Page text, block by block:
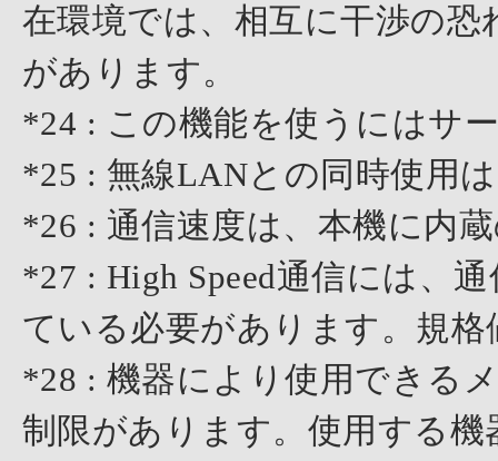
在環境では、相互に干渉の
があります。
*24 : この機能を使うにはサ
*25 : 無線LANとの同時使用
*26 : 通信速度は、本機に内
*27 : High Speed通信には、
ている必要があります。規
*28 : 機器により使用できる
制限があります。使用する